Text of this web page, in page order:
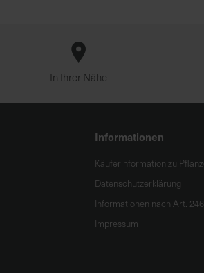
In Ihrer Nähe
Informationen
Käuferinformation zu
Datenschutzerklärung
Informationen nach Art.
Impressum